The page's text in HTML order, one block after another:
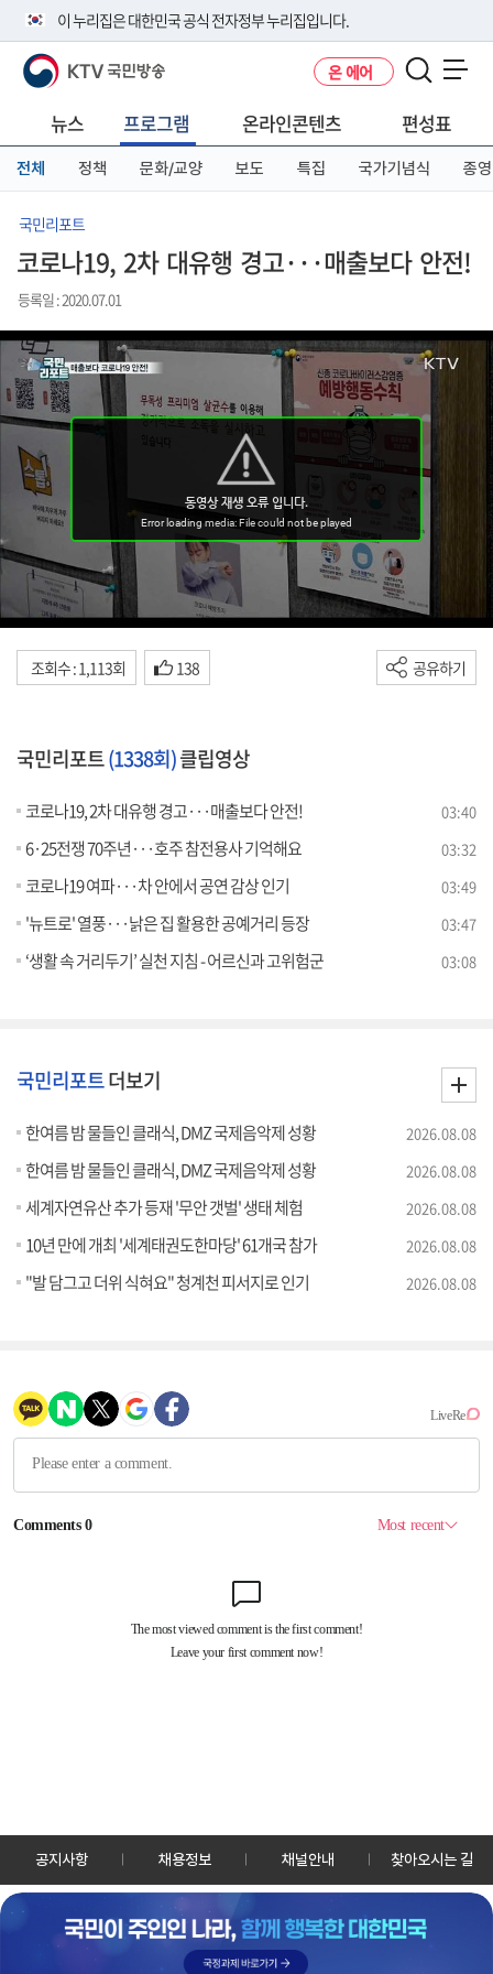
이 누리집은 대한민국 공식 전자정부 누리집입니다.
공식 누리집 주소 확인하기
니다.
이밖에 or.kr 또는 .kr등 다른 도메인 주소를 사용하고 있다면 아래 URL에
서 도메인 주소를 확인해 보세요
KTV 국민방송 온 에어
뉴스 프로그램 온라인콘텐츠 편성표
전체 정책 문화/교양 보도 특집 국가기념식 종영
국민리포트
코로나19, 2차 대유행 경고···매출보다 안전!
등록일 : 2020.07.01
조회수 : 1,113회 138 공유하기
국민리포트(1338회)클립영상
코로나19, 2차 대유행 경고···매출보다 안전! 03:40
6·25전쟁 70주년···호주 참전용사 기억해요 03:32
코로나19 여파···차 안에서 공연 감상 인기 03:49
'뉴트로' 열풍···낡은 집 활용한 공예거리 등장 03:47
‘생활 속 거리두기’ 실천 지침 - 어르신과 고위험군 03:08
국민리포트더보기
한여름 밤 물들인 클래식, DMZ 국제음악제 성황 2026.08.08
한여름 밤 물들인 클래식, DMZ 국제음악제 성황 2026.08.08
세계자연유산 추가 등재 '무안 갯벌' 생태 체험 2026.08.08
10년 만에 개최 '세계태권도한마당' 61개국 참가 2026.08.08
"발 담그고 더위 식혀요" 청계천 피서지로 인기 2026.08.08
공지사항 채용정보 채널안내 찾아오시는 길
30128 세종특별자치시 정부2청사로 13 한국정책방송원 KTV
TEL: 044-204-8000
Copyrightⓒ KTV 국민방송 All Rights Reserved.